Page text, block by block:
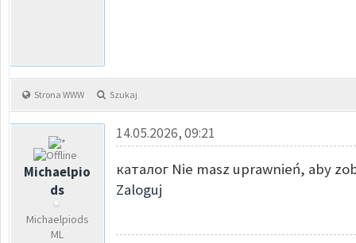
Strona WWW Szukaj
Michaelpio
ds
Michaelpiods
ML
14.05.2026, 09:21
каталог Nie masz uprawnień, aby
Zaloguj